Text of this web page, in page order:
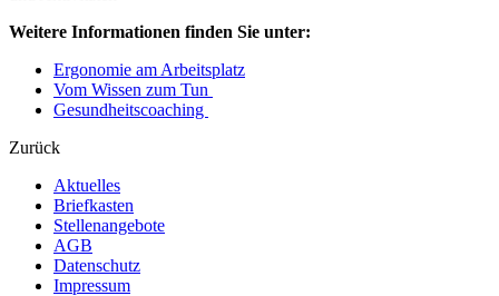
Weitere Informationen finden Sie unter:
Ergonomie am Arbeitsplatz
Vom Wissen zum Tun
Gesundheitscoaching
Zurück
Aktuelles
Briefkasten
Stellenangebote
AGB
Datenschutz
Impressum